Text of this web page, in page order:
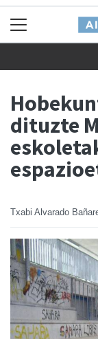
dituzte
Txabi Alvarado